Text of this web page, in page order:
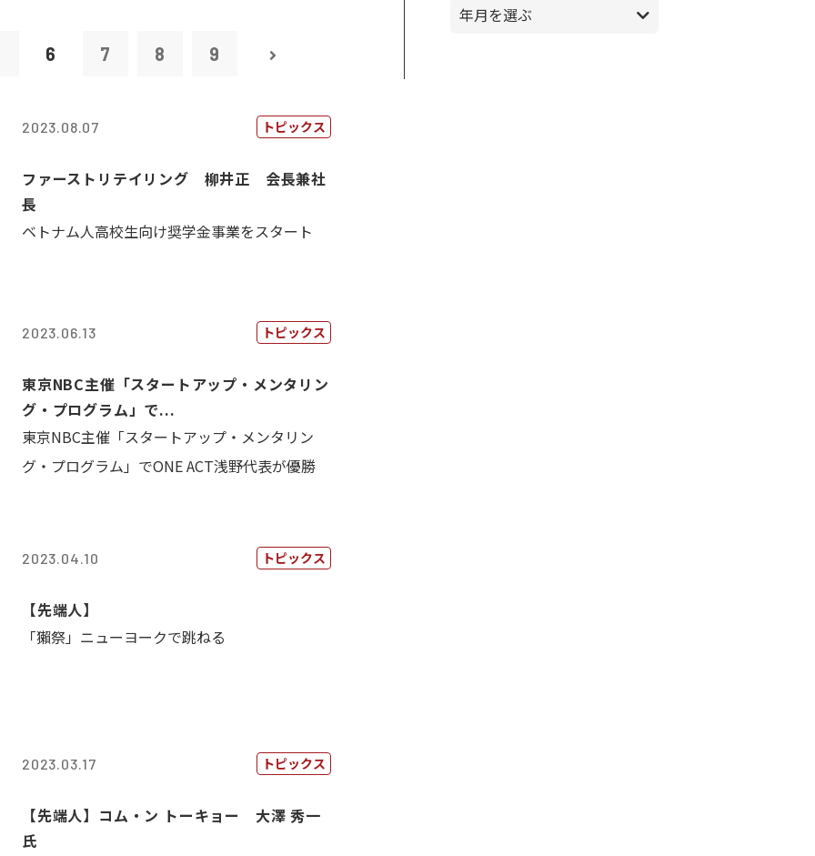
6 7 8 9
2023.08.07 トピックス
ファーストリテイリング 柳井正 会長兼社
長
ベトナム人高校生向け奨学金事業をスタート
2023.06.13 トピックス
東京NBC主催「スタートアップ・メンタリン
グ・プログラム」で...
東京NBC主催「スタートアップ・メンタリン
グ・プログラム」でONE ACT浅野代表が優勝
2023.04.10 トピックス
【先端人】
「獺祭」ニューヨークで跳ねる
2023.03.17 トピックス
【先端人】コム・ン トーキョー 大澤 秀一
氏
年月を選ぶ